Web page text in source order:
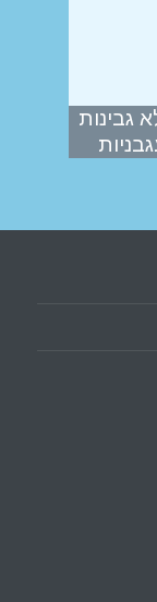
גבינות